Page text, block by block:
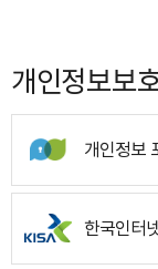
개인정보보
개인정보
한국인터